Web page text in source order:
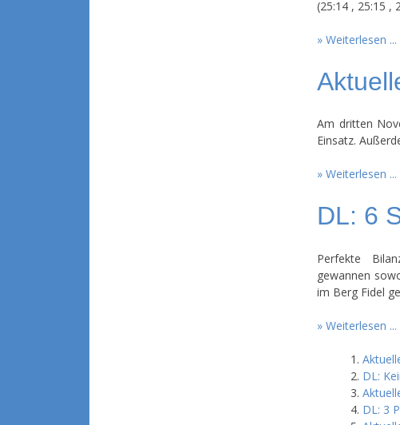
(25:14 , 25:15 ,
Weiterlesen ...
Am dritten
Einsatz.
Weiterlesen ...
DL: 6
Perfekte
gewannen
im Berg Fidel
Weiterlesen ...
DL:
DL: 3